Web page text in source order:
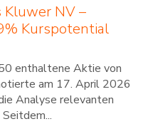
Kluwer NV –
Kurspotential
enthaltene Aktie von
am 17. April 2026
Analyse relevanten